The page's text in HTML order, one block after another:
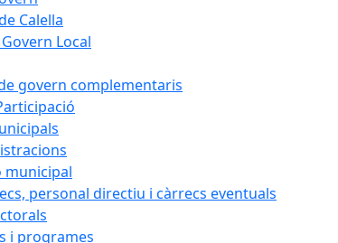
Calella
Local
govern complementaris
municipal
personal directiu i càrrecs eventuals
i programes